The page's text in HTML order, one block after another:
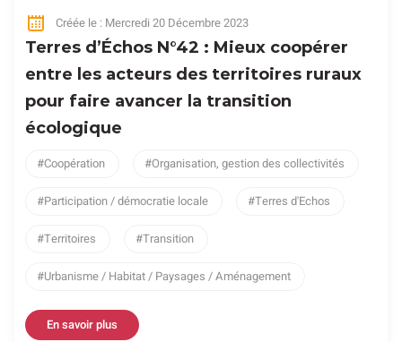
Créée le : Mercredi 20 Décembre 2023
Terres d’Échos N°42 : Mieux coopérer
entre les acteurs des territoires ruraux
pour faire avancer la transition
écologique
Coopération Organisation, gestion des collectivités
Participation / démocratie locale Terres d'Echos
Territoires Transition
Urbanisme / Habitat / Paysages / Aménagement
En savoir plus